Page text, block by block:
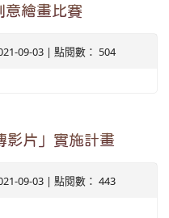
意繪畫比賽
09-03 | 點閱數： 504
影片」實施計畫
09-03 | 點閱數： 443